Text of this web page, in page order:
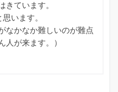
きています。
います。
なかなか難しいのが難点
人が来ます。）